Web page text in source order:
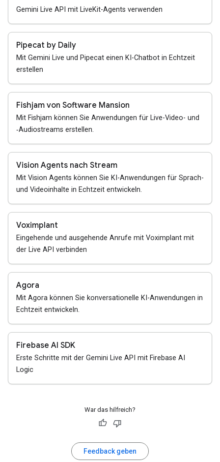
Gemini Live API mit LiveKit-Agents verwenden
Pipecat by Daily
Mit Gemini Live und Pipecat einen KI-Chatbot in Echtzeit
erstellen
Fishjam von Software Mansion
Mit Fishjam können Sie Anwendungen für Live-Video- und
‑Audiostreams erstellen.
Vision Agents nach Stream
Mit Vision Agents können Sie KI-Anwendungen für Sprach-
und Videoinhalte in Echtzeit entwickeln.
Voximplant
Eingehende und ausgehende Anrufe mit Voximplant mit
der Live API verbinden
Agora
Mit Agora können Sie konversationelle KI-Anwendungen in
Echtzeit entwickeln.
Firebase AI SDK
Erste Schritte mit der Gemini Live API mit Firebase AI
Logic
War das hilfreich?
Feedback geben